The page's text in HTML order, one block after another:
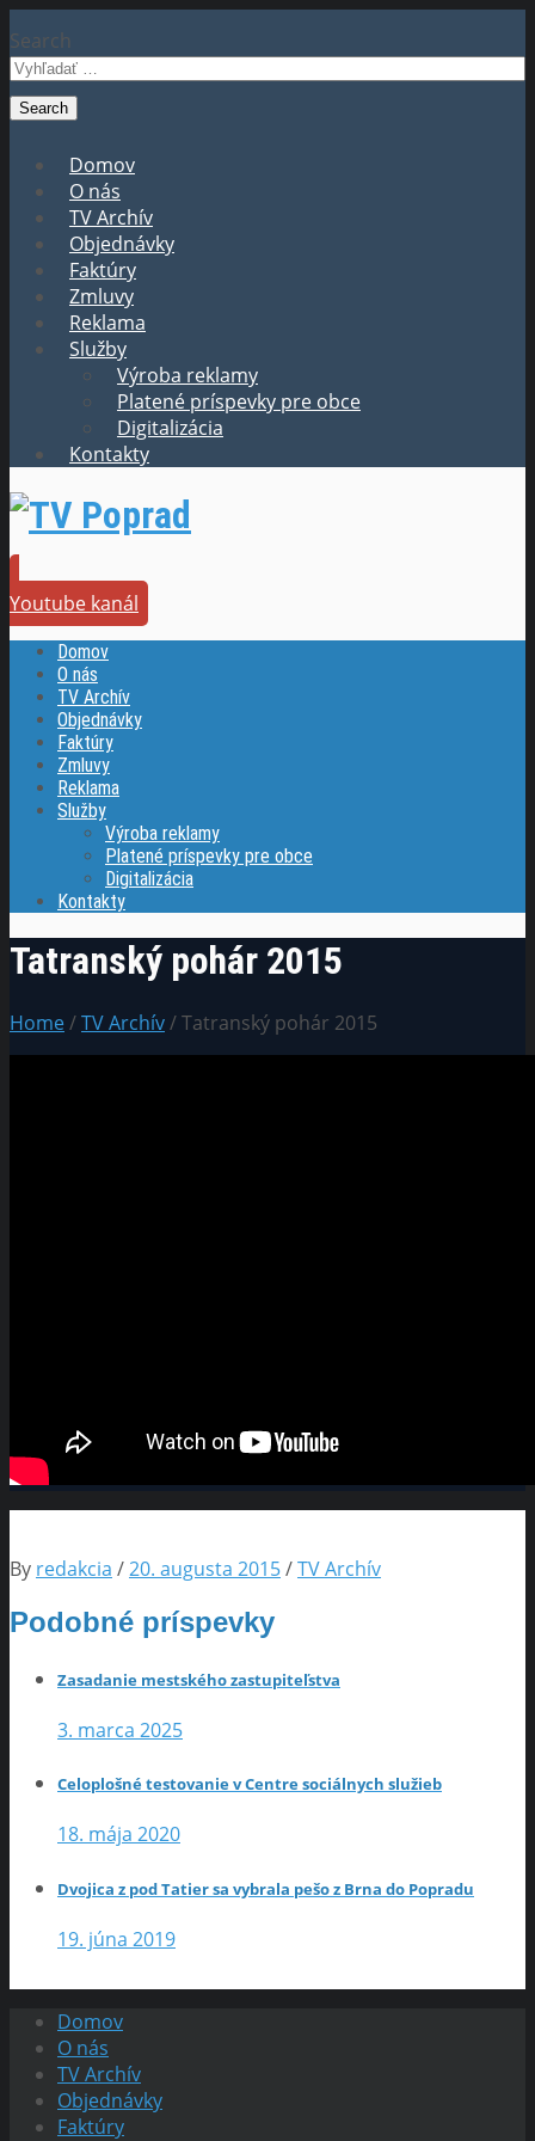
Search
Domov
O nás
TV Archív
Objednávky
Faktúry
Zmluvy
Reklama
Služby
Výroba reklamy
Platené príspevky pre obce
Digitalizácia
Kontakty
Youtube kanál
Domov
O nás
TV Archív
Objednávky
Faktúry
Zmluvy
Reklama
Služby
Výroba reklamy
Platené príspevky pre obce
Digitalizácia
Kontakty
Tatranský pohár 2015
Home/TV Archív/ Tatranský pohár 2015
By redakcia /20. augusta 2015/TV Archív
Podobné príspevky
Zasadanie mestského zastupiteľstva
3. marca 2025
Celoplošné testovanie v Centre sociálnych služieb
18. mája 2020
Dvojica z pod Tatier sa vybrala pešo z Brna do Popradu
19. júna 2019
Domov
O nás
TV Archív
Objednávky
Faktúry